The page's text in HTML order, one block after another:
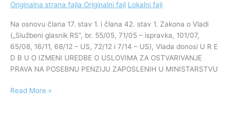
Originalna strana fajla Originalni fajl Lokalni fajl
Na osnovu člana 17. stav 1. i člana 42. stav 1. Zakona o Vladi
(„Službeni glasnik RS”, br. 55/05, 71/05 – ispravka, 101/07,
65/08, 16/11, 68/12 – US, 72/12 i 7/14 – US), Vlada donosi U R E
D B U O IZMENI UREDBE O USLOVIMA ZA OSTVARIVANJE
PRAVA NA POSEBNU PENZIJU ZAPOSLENIH U MINISTARSTVU
prava
posebnu
penziju
zaposlenih
u
Ministarstvu
Read More »